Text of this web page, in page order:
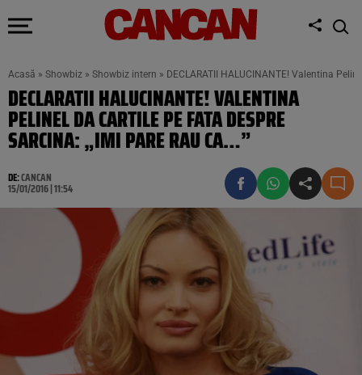
Acasă » Showbiz » Showbiz intern » DECLARATII HALUCINANTE! Valentina
DECLARATII HALUCINANTE! VALENTINA
PELINEL DA CARTILE PE FATA DESPRE
SARCINA: „IMI PARE RAU CA…”
DE:CANCAN
15/01/2016 | 11:54